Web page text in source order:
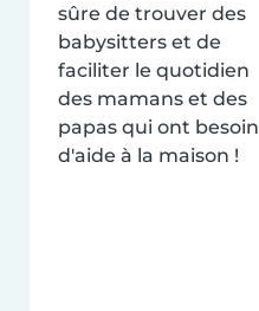
sûre de trouver des
babysitters et de
faciliter le quotidien
des mamans et des
papas qui ont besoin
d'aide à la maison !